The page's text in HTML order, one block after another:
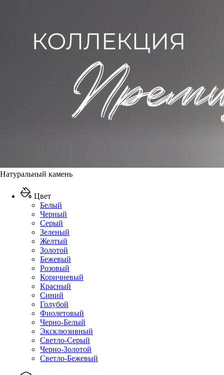
Натуральный камень
Цвет
Белый
Черный
Серый
Зеленый
Желтый
Золотой
Бежевый
Розовый
Коричневый
Красный
Синий
Голубой
Фиолетовый
Черно-Белый
Эксклюзивный
Светло-Серый
Черно-Золотой
Светло-Бежевый